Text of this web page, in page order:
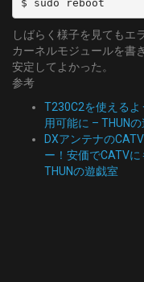
しばらく様子を見てもエ
カーネルモジュールを書
安定してよかった。
参考
T230C2を使える
用可能に – THUN
DXアンテナの
ー！安価でCATV
THUNの遊戯室